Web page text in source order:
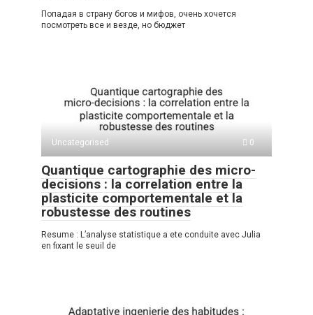
Попадая в страну богов и мифов, очень хочется
посмотреть все и везде, но бюджет
Uncategorised 0
Quantique cartographie des micro-
decisions : la correlation entre la
plasticite comportementale et la
robustesse des routines
Resume : L’analyse statistique a ete conduite avec Julia
en fixant le seuil de